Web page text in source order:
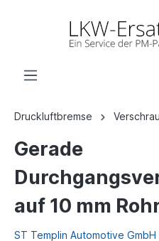
Druckluftbremse
Gerade
auf 10 mm
ST Templin Automotive GmbH